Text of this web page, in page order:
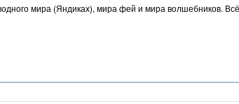
мира (Яндиках), мира фей и мира волшебников.